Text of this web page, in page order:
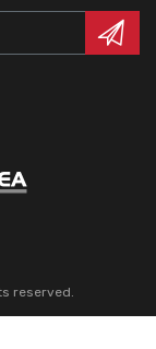
reserved.